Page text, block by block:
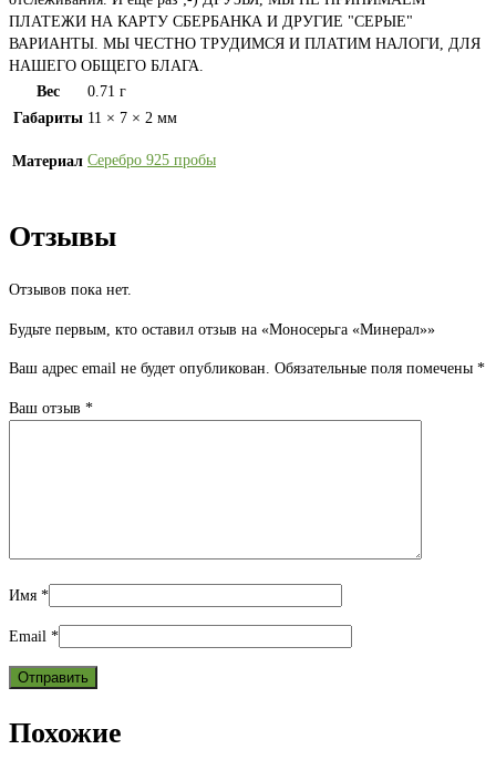
ПЛАТЕЖИ НА КАРТУ СБЕРБАНКА И ДРУГИЕ "СЕРЫЕ"
ВАРИАНТЫ. МЫ ЧЕСТНО ТРУДИМСЯ И ПЛАТИМ НАЛОГИ, ДЛЯ
НАШЕГО ОБЩЕГО БЛАГА.
Вес
0.71 г
Габариты 11 × 7 × 2 мм
Материал Серебро 925 пробы
Отзывы
Отзывов пока нет.
Будьте первым, кто оставил отзыв на «Моносерьга «Минерал»»
Ваш адрес email не будет опубликован. Обязательные поля помечены *
Ваш отзыв *
Имя *
Email *
Похожие